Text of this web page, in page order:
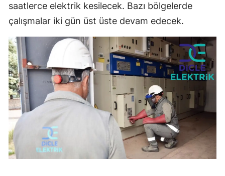
saatlerce elektrik kesilecek. Bazı bölgelerde
çalışmalar iki gün üst üste devam edecek.